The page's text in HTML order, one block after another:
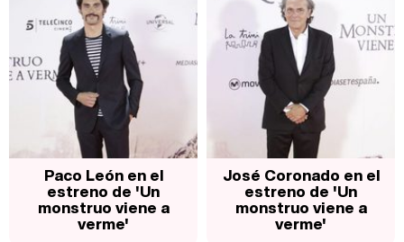
Paco León en el
estreno de 'Un
monstruo viene a
verme'
José Coronado en el
estreno de 'Un
monstruo viene a
verme'